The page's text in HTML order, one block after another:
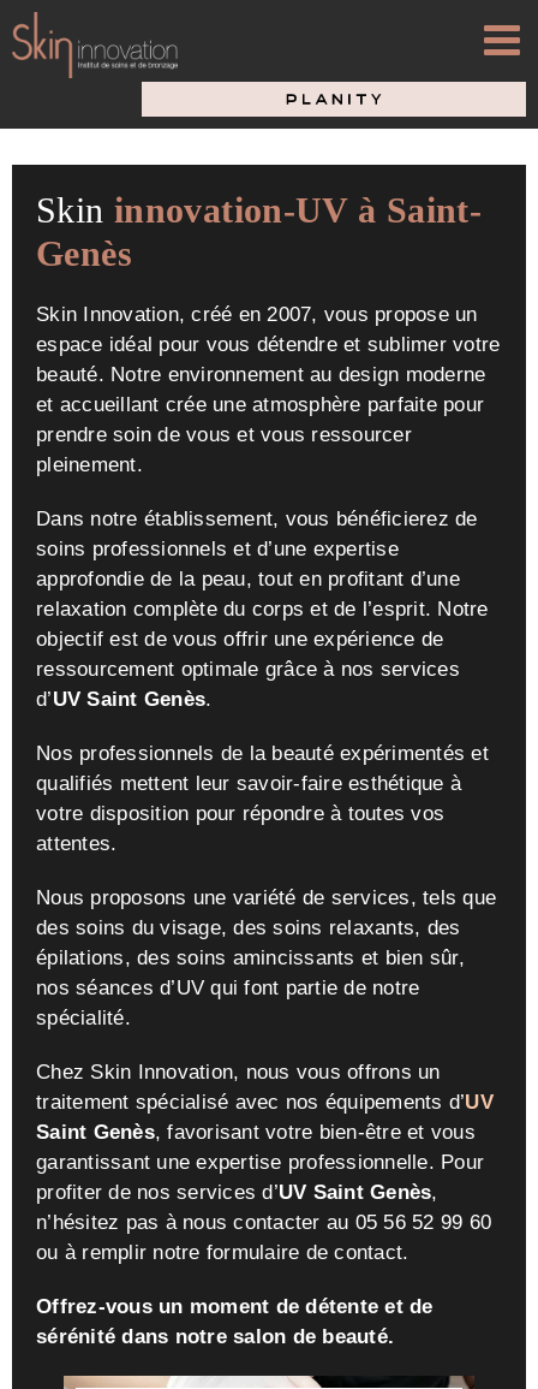
Passer
au
contenu
Skin innovation-UV à Saint-
Genès
Skin Innovation, créé en 2007, vous propose un
espace idéal pour vous détendre et sublimer votre
beauté. Notre environnement au design moderne
et accueillant crée une atmosphère parfaite pour
prendre soin de vous et vous ressourcer
pleinement.
Dans notre établissement, vous bénéficierez de
soins professionnels et d’une expertise
approfondie de la peau, tout en profitant d’une
relaxation complète du corps et de l’esprit. Notre
objectif est de vous offrir une expérience de
ressourcement optimale grâce à nos services
d’UV Saint Genès.
Nos professionnels de la beauté expérimentés et
qualifiés mettent leur savoir-faire esthétique à
votre disposition pour répondre à toutes vos
attentes.
Nous proposons une variété de services, tels que
des soins du visage, des soins relaxants, des
épilations, des soins amincissants et bien sûr,
nos séances d’UV qui font partie de notre
spécialité.
Chez Skin Innovation, nous vous offrons un
traitement spécialisé avec nos équipements d’UV
Saint Genès, favorisant votre bien-être et vous
garantissant une expertise professionnelle. Pour
profiter de nos services d’UV Saint Genès,
n’hésitez pas à nous contacter au 05 56 52 99 60
ou à remplir notre formulaire de contact.
Offrez-vous un moment de détente et de
sérénité dans notre salon de beauté.